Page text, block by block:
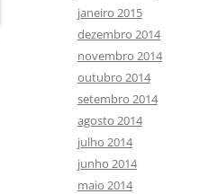
janeiro 2015
dezembro 2014
novembro 2014
outubro 2014
setembro 2014
agosto 2014
julho 2014
junho 2014
maio 2014